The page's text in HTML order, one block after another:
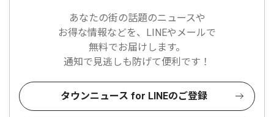
あなたの街の話題のニュースや
お得な情報などを、LINEやメールで
無料でお届けします。
通知で見逃しも防げて便利です！
タウンニュース for LINEのご登録